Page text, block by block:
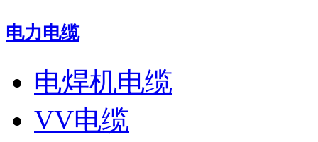
电力电缆
电焊机电缆
VV电缆